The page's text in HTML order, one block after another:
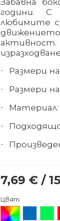
години. С
любимите
активност.
· Размери
· Размери
·
·
·
7,69 € /
Цвят
Произволен/